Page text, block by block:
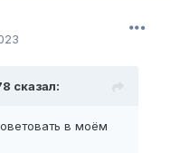
сказал:
в моём